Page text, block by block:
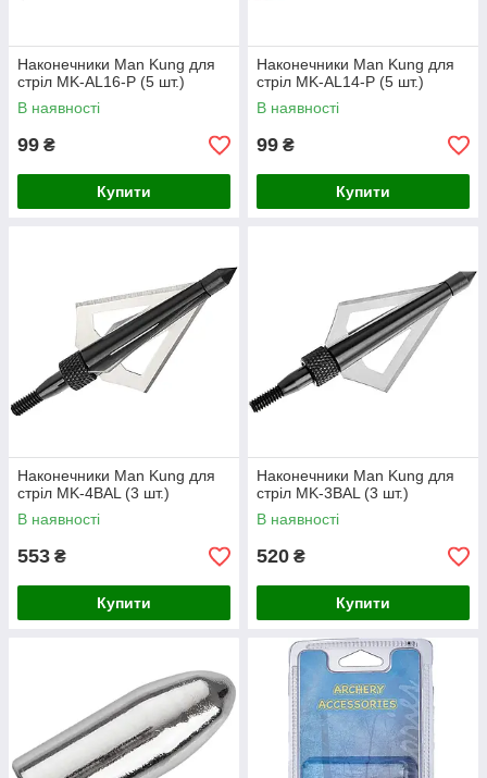
Наконечники Man Kung для
стріл MK-AL16-P (5 шт.)
В наявності
99 ₴
Купити
Наконечники Man Kung для
стріл MK-AL14-P (5 шт.)
В наявності
99 ₴
Купити
Наконечники Man Kung для
стріл MK-4BAL (3 шт.)
В наявності
553 ₴
Купити
Наконечники Man Kung для
стріл MK-3BAL (3 шт.)
В наявності
520 ₴
Купити